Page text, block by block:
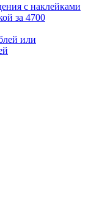
с наклейками
за 4700
или